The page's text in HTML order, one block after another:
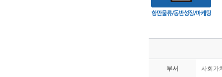
부서 사회가